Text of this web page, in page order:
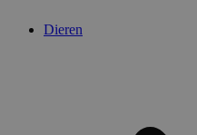
Dieren